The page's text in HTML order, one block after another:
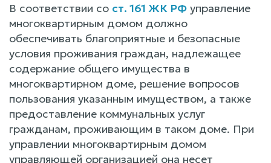
В соответствии со ст. 161 ЖК РФ управление
многоквартирным домом должно
обеспечивать благоприятные и безопасные
условия проживания граждан, надлежащее
содержание общего имущества в
многоквартирном доме, решение вопросов
пользования указанным имуществом, а также
предоставление коммунальных услуг
гражданам, проживающим в таком доме. При
управлении многоквартирным домом
управляющей организацией она несет